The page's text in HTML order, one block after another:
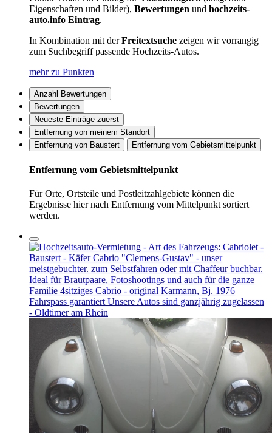
Eigenschaften und Bilder), Bewertungen und hochzeits-
auto.info Eintrag.
In Kombination mit derFreitextsuche zeigen wir vorrangig
zum Suchbegriff passende Hochzeits-Autos.
mehr zu Punkten
Anzahl Bewertungen
Bewertungen
Neueste Einträge zuerst
Entfernung von meinem Standort
Entfernung von Baustert
Entfernung vom Gebietsmittelpunkt
Entfernung vom Gebietsmittelpunkt
Für Orte, Ortsteile und Postleitzahlgebiete können die
Ergebnisse hier nach Entfernung vom Mittelpunkt sortiert
werden.